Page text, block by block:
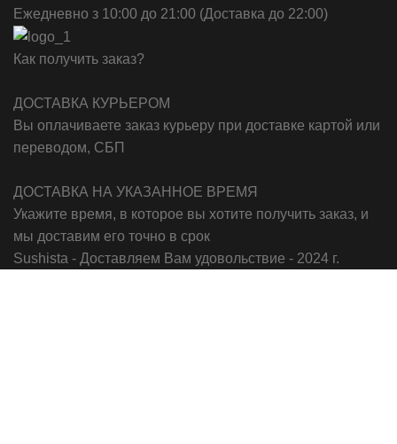
Ежедневно з 10:00 до 21:00 (Доставка до 22:00)
Как получить заказ?
ДОСТАВКА КУРЬЕРОМ
Вы оплачиваете заказ курьеру при доставке картой или
переводом, СБП
ДОСТАВКА НА УКАЗАННОЕ ВРЕМЯ
Укажите время, в которое вы хотите получить заказ, и
мы доставим его точно в срок
Sushista - Доставляем Вам удовольствие - 2024 г.